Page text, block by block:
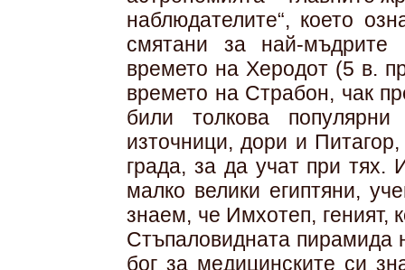
наблюдателите“, което
смятани за най-
времето на Херодот (5 в.
времето на Страбон, чак
били толкова
източници, дори и
града, за да учат при тях.
малко велики египтяни,
знаем, че Имхотеп, геният,
Стъпаловидната пирамида
бог за медицинските си